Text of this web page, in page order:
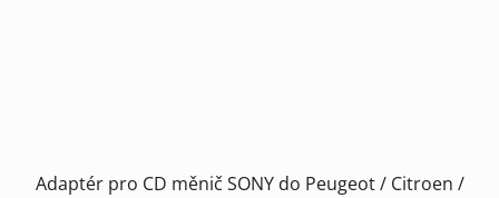
Adaptér pro CD měnič SONY do Peugeot / Citroen /